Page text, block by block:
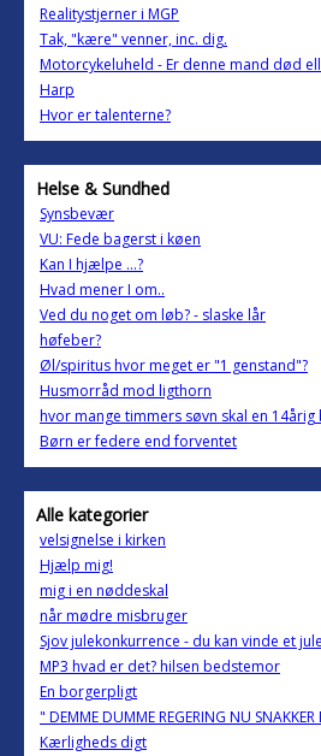
Realitystjerner i MGP
Tak, "kære" venner, inc. dig.
Motorcykeluheld - Er denne mand død
Harp
Hvor er talenterne?
Helse & Sundhed
Synsbevær
VU: Fede bagerst i køen
Kan I hjælpe ...?
Hvad mener I om..
Ved du noget om løb? - slaske lår
høfeber?
Øl/spiritus hvor meget er "1 genstand"?
Husmorråd mod ligthorn
hvor mange timmers søvn skal en 14årig
Børn er federe end forventet
Alle kategorier
velsignelse i kirken
Hjælp mig!
mig i en nøddeskal
når mødre misbruger
Sjov julekonkurrence - du kan vinde et
MP3 hvad er det? hilsen bedstemor
En borgerpligt
" DEMME DUMME REGERING NU
Kærligheds digt